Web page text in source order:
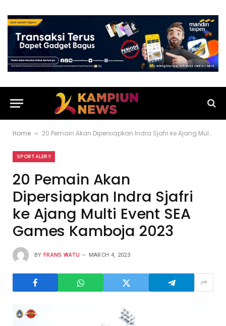
Home » 20 Pemain Akan Dipersiapkan Indra Sjafri ke Ajang Multi Event SEA Games Kamboja 2023
SPORTALERY
20 Pemain Akan
Dipersiapkan Indra Sjafri
ke Ajang Multi Event SEA
Games Kamboja 2023
BY FRANS WATU MARCH 4, 2023